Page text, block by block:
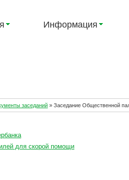
Информация
заседаний » Заседание Общественной
для скорой помощи